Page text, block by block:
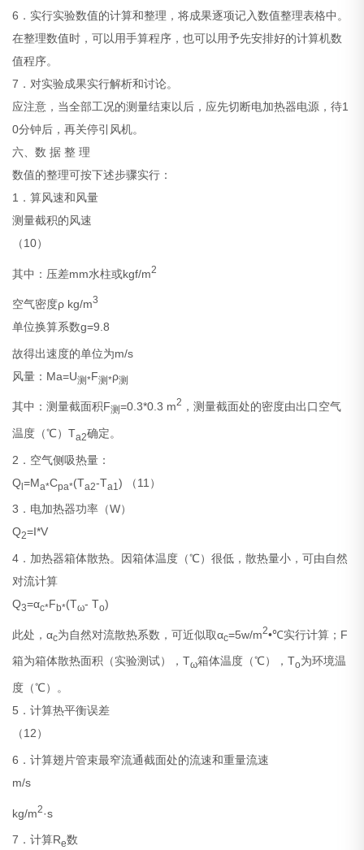
6．实行实验数值的计算和整理，将成果逐项记入数值整理表格中。
在整理数值时，可以用手算程序，也可以用予先安排好的计算机数
值程序。
7．对实验成果实行解析和讨论。
应注意，当全部工况的测量结束以后，应先切断电加热器电源，待1
0分钟后，再关停引风机。
六、数 据 整 理
数值的整理可按下述步骤实行：
1．算风速和风量
测量截积的风速
（10）
其中：压差mm水柱或kgf/m2
空气密度ρ kg/m3
单位换算系数g=9.8
故得出速度的单位为m/s
风量：Ma=U测*F测*ρ测
其中：测量截面积F测=0.3*0.3 m2 ，测量截面处的密度由出口空气
温度（℃）Ta2确定。
2．空气侧吸热量：
Ql=Ma*Cpa*(Ta2-Ta1 ) （11）
3．电加热器功率（W）
Q2=I*V
4．加热器箱体散热。因箱体温度（℃）很低，散热量小，可由自然
对流计算
Q3=αc*Fb*(Tω- To)
此处，αc为自然对流散热系数，可近似取αc=5w/m2•℃实行计算；F
箱为箱体散热面积（实验测试），Tω箱体温度（℃），To为环境温
度（℃）。
5．计算热平衡误差
（12）
6．计算翅片管束最窄流通截面处的流速和重量流速
m/s
kg/m2·s
7．计算Re数